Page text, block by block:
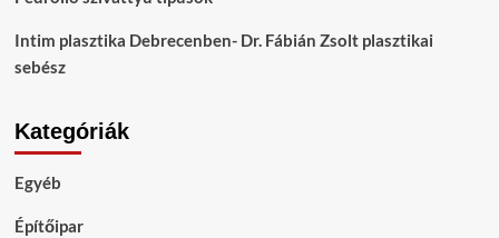
Intim plasztika Debrecenben- Dr. Fábián Zsolt plasztikai
sebész
Kategóriák
Egyéb
Építőipar